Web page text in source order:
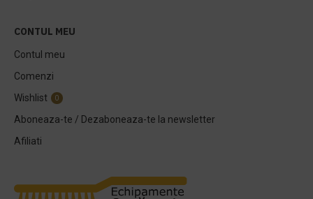
CONTUL MEU
Contul meu
Comenzi
Wishlist
0
Aboneaza-te / Dezaboneaza-te la newsletter
Afiliati